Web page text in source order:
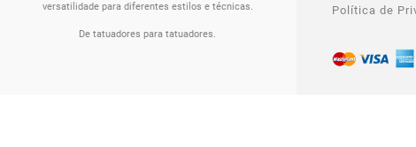
versatilidade para diferentes estilos e técnicas.
De tatuadores para tatuadores.
Política de